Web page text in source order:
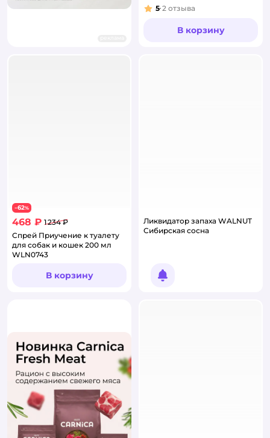
Рейтинг:
5 2 отзыва
В корзину
−62%
468 ₽ 1 234 ₽
Спрей Приучение к туалету
для собак и кошек 200 мл
WLN0743
В корзину
Ликвидатор запаха WALNUT
Сибирская сосна
Уведомить о появлении